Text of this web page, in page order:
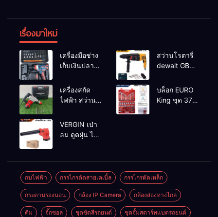
เรื่องมาใหม่
เครื่องมือช่าง
เก็บเงินปลาย
สว่านโรตารี่
dewalt GBH
2-26 DFR ทุ่น
ทองแดงแท้
100%
เครื่องสกัด
ไฟฟ้า สว่าน
MAKTEC รุ่น MT2926A
บล็อก EURO
King ชุด 37
VERGIN เป่า
ลม ดูดฝุ่น ไร้
กบไฟฟ้า กรรไกรตัดสายเคเบิ้ล กรรไกรตัดเหล็ก
กระดานรองนอน กล้อง IP Camera กล้องส่องทางไกล
คีม จิ๊กซอล ชุดขัดสีรถยนต์​ ชุดจั้มสตาร์ทแบตรถยนต์